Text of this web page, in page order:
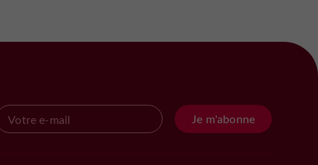
Je m'abonne